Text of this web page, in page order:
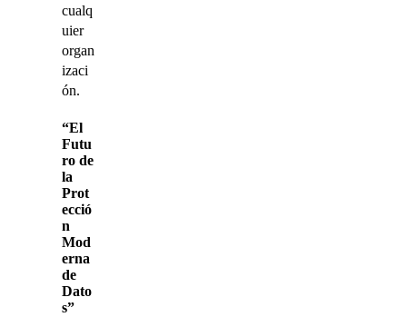
cualq
uier
organ
izaci
ón.
“El
Futu
ro de
la
Prot
ecció
n
Mod
erna
de
Dato
s”